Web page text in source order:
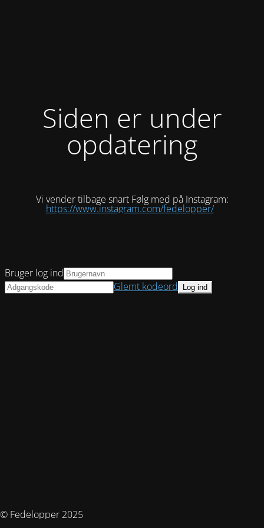
Siden er under
opdatering
Vi vender tilbage snart Følg med på Instagram:
https://www.instagram.com/fedelopper/
© Fedelopper 2025
Bruger log ind
Glemt kodeord